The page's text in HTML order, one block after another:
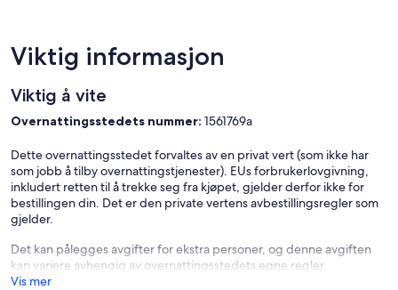
Viktig informasjon
Viktig å vite
Overnattingsstedets nummer: 1561769a
Dette overnattingsstedet forvaltes av en privat vert (som ikke har
som jobb å tilby overnattingstjenester). EUs forbrukerlovgivning,
inkludert retten til å trekke seg fra kjøpet, gjelder derfor ikke for
bestillingen din. Det er den private vertens avbestillingsregler som
gjelder.
Det kan pålegges avgifter for ekstra personer, og denne avgiften
kan variere avhengig av overnattingsstedets egne regler
Vis mer